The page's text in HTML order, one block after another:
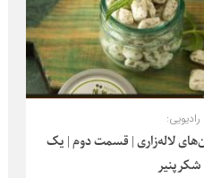
لاله‌زاری | قسمت دوم | یک